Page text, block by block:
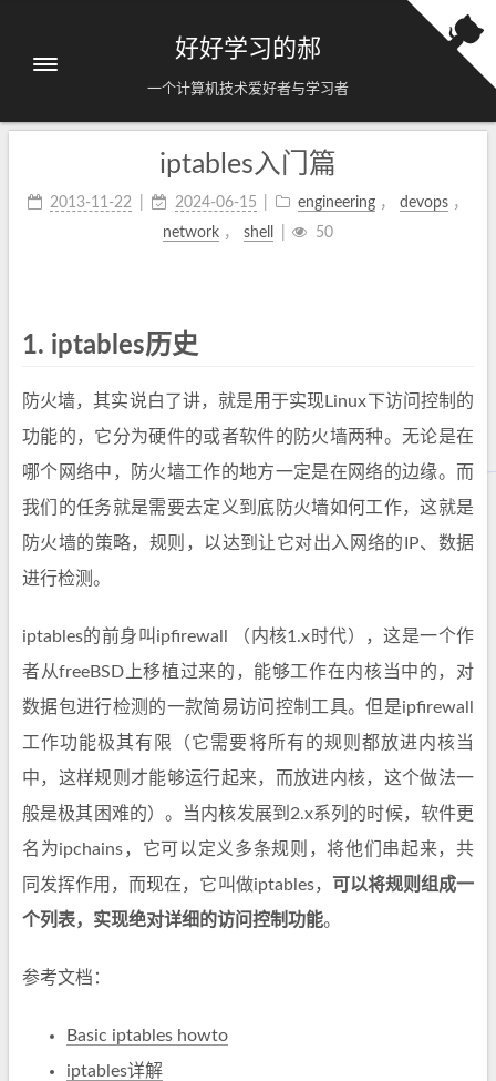
好好学习的郝
一个计算机技术爱好者与学习者
iptables入门篇
2013-11-22 2024-06-15 engineering ， devops ，
network， shell 50
1. iptables历史
防火墙，其实说白了讲，就是用于实现Linux下访问控制的
功能的，它分为硬件的或者软件的防火墙两种。无论是在
哪个网络中，防火墙工作的地方一定是在网络的边缘。而
我们的任务就是需要去定义到底防火墙如何工作，这就是
防火墙的策略，规则，以达到让它对出入网络的IP、数据
进行检测。
iptables的前身叫ipfirewall （内核1.x时代），这是一个作
者从freeBSD上移植过来的，能够工作在内核当中的，对
数据包进行检测的一款简易访问控制工具。但是ipfirewall
工作功能极其有限（它需要将所有的规则都放进内核当
中，这样规则才能够运行起来，而放进内核，这个做法一
般是极其困难的）。当内核发展到2.x系列的时候，软件更
名为ipchains，它可以定义多条规则，将他们串起来，共
同发挥作用，而现在，它叫做iptables，
可以将规则组成一
个列表，实现绝对详细的访问控制功能。
参考文档：
Basic iptables howto
iptables详解